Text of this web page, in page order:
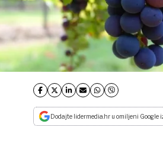
Dodajte lidermedia.hr u omiljeni Google